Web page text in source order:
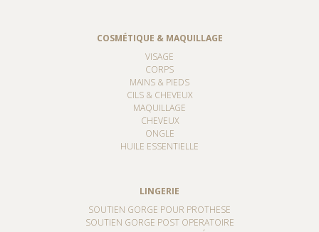
COSMÉTIQUE & MAQUILLAGE
VISAGE
CORPS
MAINS & PIEDS
CILS & CHEVEUX
MAQUILLAGE
CHEVEUX
ONGLE
HUILE ESSENTIELLE
LINGERIE
SOUTIEN GORGE POUR PROTHESE
SOUTIEN GORGE POST OPERATOIRE